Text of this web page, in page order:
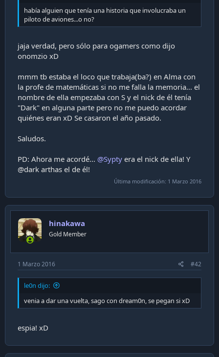
ó
n
había alguien que tenía una historia que involucraba un
piloto de aviones...o no?
jaja verdad, pero sólo para ogamers como dijo
onomzio xD
mmm tb estaba el loco que trabaja(ba?) en Alma con
la profe de matemáticas si no me falla la memoria... el
nombre de ella empezaba con S y el nick de él tenía
"Dark" en alguna parte pero no me puedo acordar
quiénes eran xD Se casaron el año pasado.
Saludos.
PD: Ahora me acordé... @Sypty era el nick de ella! Y
@dark arthas el de él!
Última modificación: 1 Marzo 2016
hinakawa
Gold Member
1 Marzo 2016 #42
le0n dijo:
venia a dar una vuelta, sago con dream0n, se pegan si xD
espia! xD